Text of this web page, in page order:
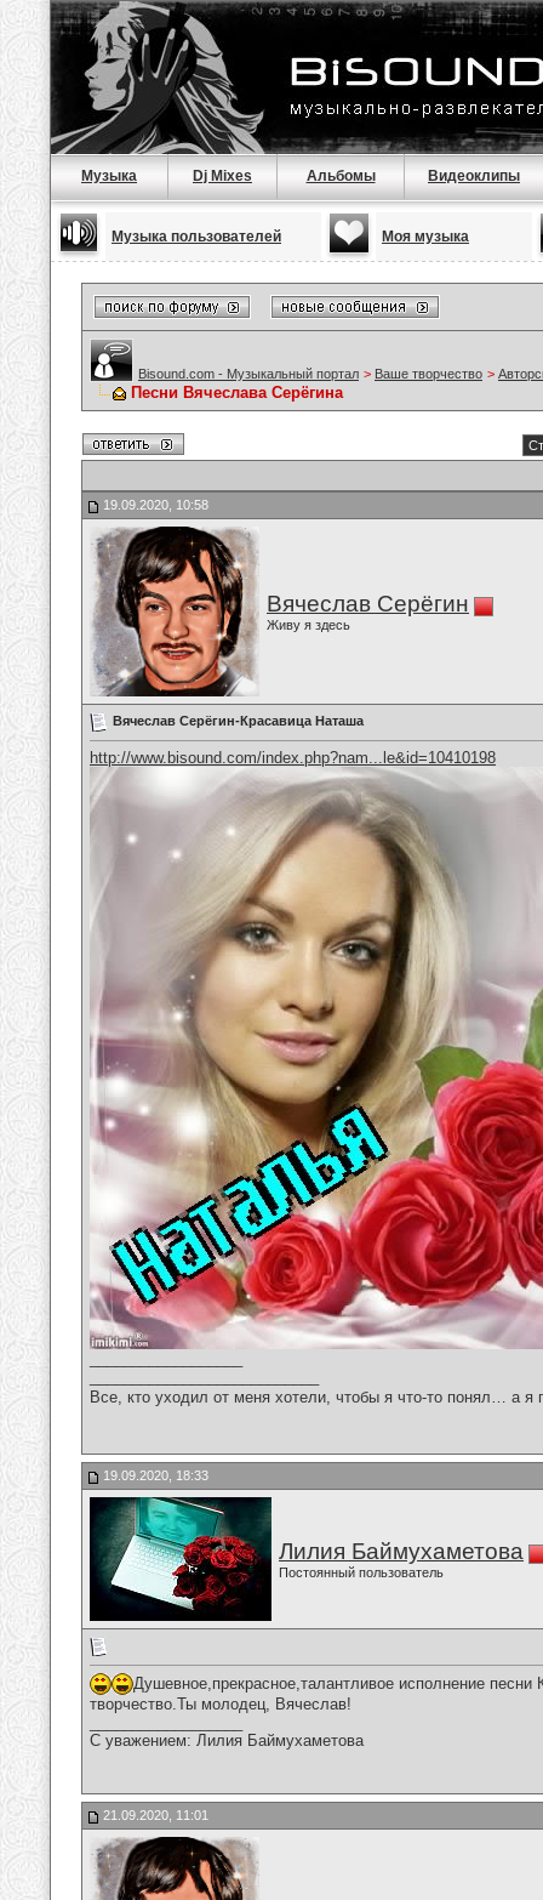
Музыка Dj Mixes Альбомы Видеоклипы
Музыка пользователей Моя музыка
Bisound.com - Музыкальный портал > Ваше творчество >
Песни Вячеслава Серёгина
19.09.2020, 10:58
Вячеслав Серёгин
Живу я здесь
Вячеслав Серёгин-Красавица Наташа
http://www.bisound.com/index.php?nam...le&id=10410198
Все, кто уходил от меня хотели, чтобы я что-то понял… а
19.09.2020, 18:33
Лилия Баймухаметова
Постоянный пользователь
Душевное,прекрасное,талантливое исполнение
творчество.Ты молодец, Вячеслав!
С уважением: Лилия Баймухаметова
21.09.2020, 11:01